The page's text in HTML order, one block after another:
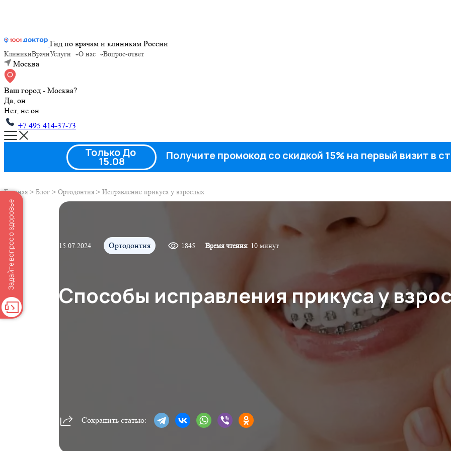
Гид по врачам и клиникам России
КлиникиВрачиУслуги О нас Вопрос-ответ
Москва
Ваш город - Москва?
Да, он
Нет, не он
+7 495 414-37-73
Главная > Блог > Ортодонтия > Исправление прикуса у взрослых
15.07.2024 Ортодонтия 1845 Время чтения: 10 минут
Способы исправления прикуса у
Сохранить статью:
Только До
15.08 Получите промокод со скидкой 15% на первый визит в
Задайте вопрос о здоровье